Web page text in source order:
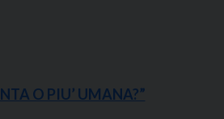
O PIU’ UMANA?”